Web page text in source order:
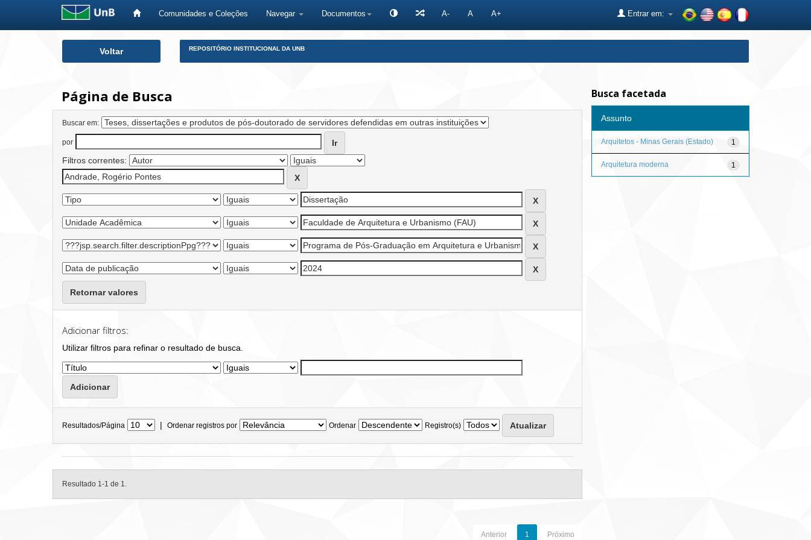
Comunidades e Coleções Navegar Documentos A- A A+ Entrar em:
Voltar REPOSITÓRIO INSTITUCIONAL DA UNB
Página de Busca
Buscar em:
por
Filtros correntes:
Retornar valores
Adicionar filtros:
Utilizar filtros para refinar o resultado de busca.
Resultados/Página | Ordenar registros por Ordenar Registro(s)
Resultado 1-1 de 1.
Anterior 1 Próximo
Busca facetada
Assunto
1
Arquitetos - Minas Gerais (Estado)
1
Arquitetura moderna